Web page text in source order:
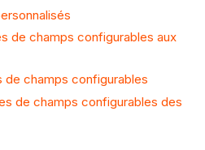
de champs configurables aux
champs configurables
de champs configurables des